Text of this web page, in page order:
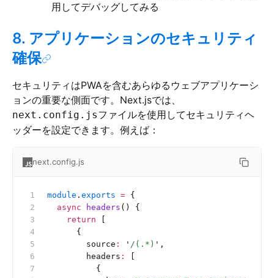
用してデバッグしてみる
8. アプリケーションのセキュリティ
確保
セキュリティはPWAを含むあらゆるウェブアプリケーシ
ョンの重要な側面です。Next.jsでは、
next.config.jsファイルを使用してセキュリティヘ
ッダーを設定できます。例えば：
next.config.js
module . exports = {
  async
headers () {
    return
      {
        source
: ' /(.*) ' ,
        headers
:
          {